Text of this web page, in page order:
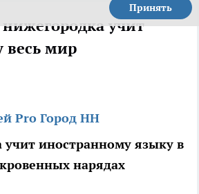
Принять
учит
весь мир
Pro Город НН
иностранному языку в
нарядах